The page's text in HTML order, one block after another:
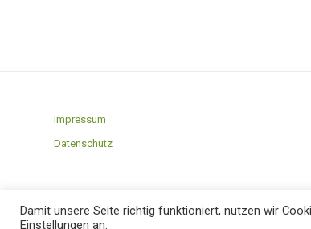
Impressum
Datenschutz
© Copyright - Gemeinde Wittorf
Damit unsere Seite richtig funktioniert, nutzen wir
Einstellungen an.